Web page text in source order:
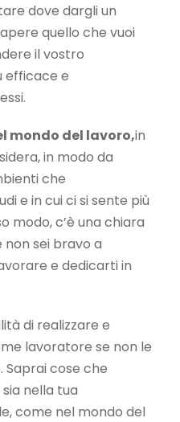
dove dargli un
quello che vuoi
il vostro
efficace e
mondo del lavoro,in
in modo da
che
e in cui ci si sente più
modo, c’è una chiara
sei bravo a
e dedicarti in
di realizzare e
lavoratore se non le
cose che
nella tua
come nel mondo del